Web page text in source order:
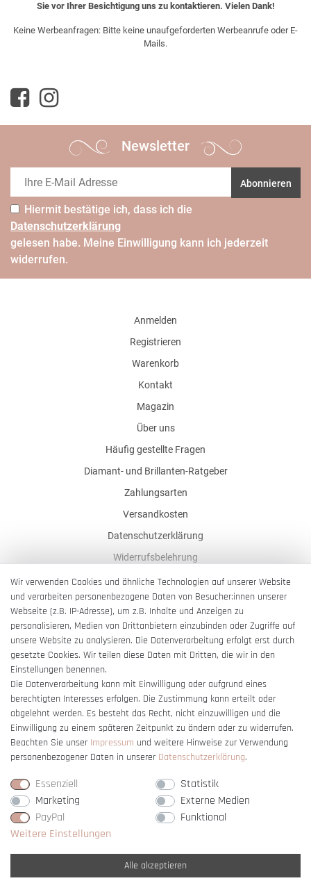
Sie vor Ihrer Besichtigung uns zu kontaktieren. Vielen Dank!
Keine Werbeanfragen: Bitte keine unaufgeforderten Werbeanrufe oder E-
Mails.
Newsletter
Abonnieren
Hiermit bestätige ich, dass ich die
Daten­schutz­erklärung
gelesen habe. Meine Einwilligung kann ich jederzeit
widerrufen.
Anmelden
Registrieren
Warenkorb
Kontakt
Magazin
Über uns
Häufig gestellte Fragen
Diamant- und Brillanten-Ratgeber
Zahlungsarten
Versandkosten
Datenschutzerklärung
Widerrufsbelehrung
AGB
Impressum
Barrierefreiheitserklärung
Vertrag widerrufen
Wir verwenden Cookies und ähnliche Technologien auf unserer Website
und verarbeiten personenbezogene Daten von Besucher:innen unserer
Webseite (z.B. IP-Adresse), um z.B. Inhalte und Anzeigen zu
personalisieren, Medien von Drittanbietern einzubinden oder Zugriffe auf
unsere Website zu analysieren. Die Datenverarbeitung erfolgt erst durch
gesetzte Cookies. Wir teilen diese Daten mit Dritten, die wir in den
Einstellungen benennen.
Die Datenverarbeitung kann mit Einwilligung oder aufgrund eines
berechtigten Interesses erfolgen. Die Zustimmung kann erteilt oder
abgelehnt werden. Es besteht das Recht, nicht einzuwilligen und die
Einwilligung zu einem späteren Zeitpunkt zu ändern oder zu widerrufen.
Beachten Sie unser Impressum und weitere Hinweise zur Verwendung
personenbezogener Daten in unserer Daten­schutz­erklärung.
Essenziell
Statistik
Marketing
Externe Medien
PayPal
Funktional
Weitere Einstellungen
Alle akzeptieren